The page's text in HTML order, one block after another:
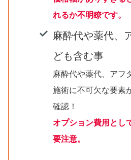
れるか不明瞭です。
麻酔代や薬代、
ども含む事
麻酔代や薬代、アフ
施術に不可欠な要素
確認！
オプション費用とし
要注意。